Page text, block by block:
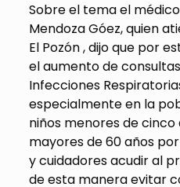
Sobre el tema el
Mendoza Góez, quien
El Pozón , dijo que por
el aumento de
Infecciones
especialmente en la
niños menores de cinco
mayores de 60 años
y cuidadores acudir al
de esta manera evitar